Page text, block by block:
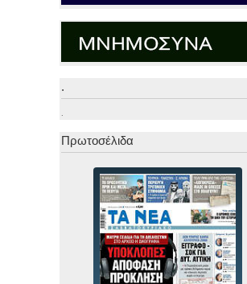
.
.
Πρωτοσέλιδα